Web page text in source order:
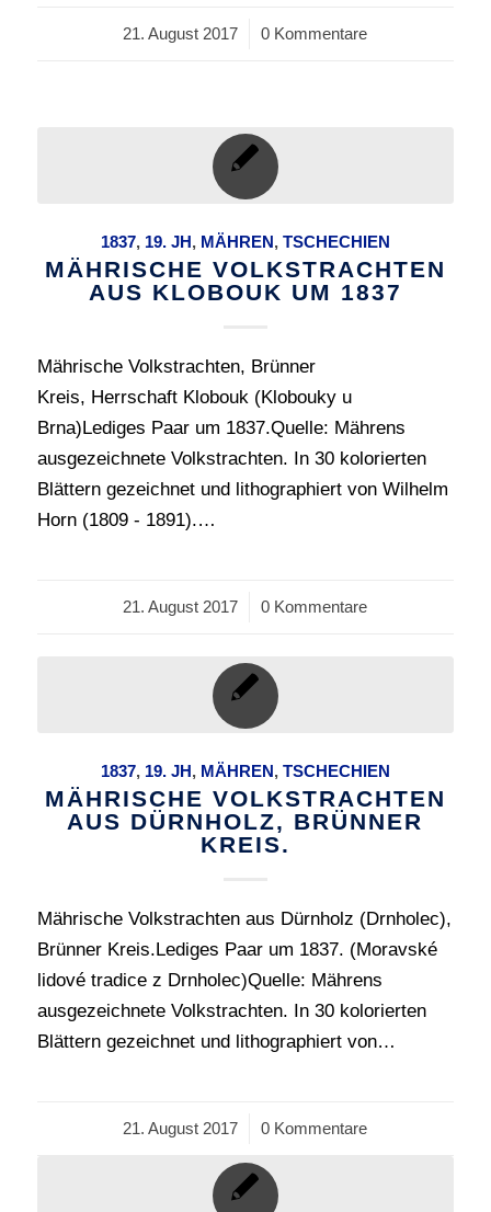
21. August 2017
/ 0 Kommentare
1837, 19. JH, MÄHREN, TSCHECHIEN
MÄHRISCHE VOLKSTRACHTEN
AUS KLOBOUK UM 1837
Mährische Volkstrachten, Brünner
Kreis, Herrschaft Klobouk (Klobouky u
Brna)Lediges Paar um 1837.Quelle: Mährens
ausgezeichnete Volkstrachten. In 30 kolorierten
Blättern gezeichnet und lithographiert von Wilhelm
Horn (1809 - 1891).…
21. August 2017
/ 0 Kommentare
1837, 19. JH, MÄHREN, TSCHECHIEN
MÄHRISCHE VOLKSTRACHTEN
AUS DÜRNHOLZ, BRÜNNER
KREIS.
Mährische Volkstrachten aus Dürnholz (Drnholec),
Brünner Kreis.Lediges Paar um 1837. (Moravské
lidové tradice z Drnholec)Quelle: Mährens
ausgezeichnete Volkstrachten. In 30 kolorierten
Blättern gezeichnet und lithographiert von…
21. August 2017
/ 0 Kommentare